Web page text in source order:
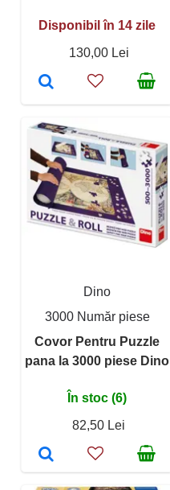
Disponibil în 14 zile
130,00 Lei
Dino
3000 Număr piese
Covor Pentru Puzzle
pana la 3000 piese Dino
În stoc (6)
82,50 Lei